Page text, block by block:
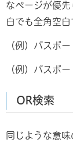
なページが優
白でも全角空白
（例）パスポ
（例）パスポ
OR検索
同じような意